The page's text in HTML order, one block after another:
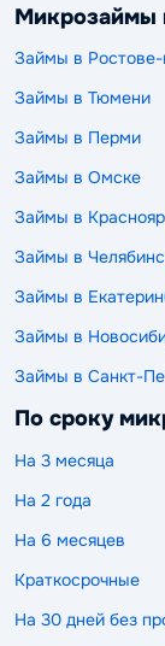
Микрозаймы
Займы в
Займы в Тюмени
Займы в Перми
Займы в Омске
Займы в
Займы в
Займы в
Займы в
Займы в Санкт-
По сроку
На 3 месяца
На 2 года
На 6 месяцев
Краткосрочные
На 30 дней без